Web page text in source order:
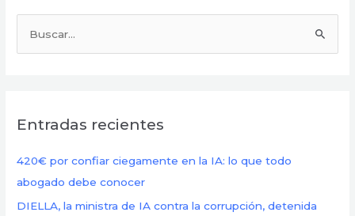
u
a
p
o
r
Entradas recientes
420€ por confiar ciegamente en la IA: lo que todo
abogado debe conocer
DIELLA, la ministra de IA contra la corrupción, detenida